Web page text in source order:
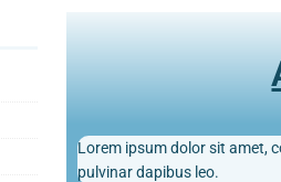
Lorem ipsum dolor sit amet,
pulvinar dapibus leo.